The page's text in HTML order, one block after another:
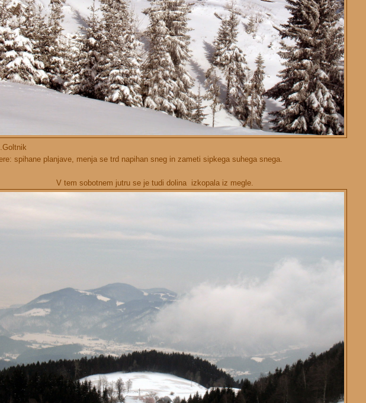
spihane planjave, menja se trd napihan sneg in zameti sipkega suhega snega.
V tem sobotnem jutru se je tudi dolina izkopala iz megle.